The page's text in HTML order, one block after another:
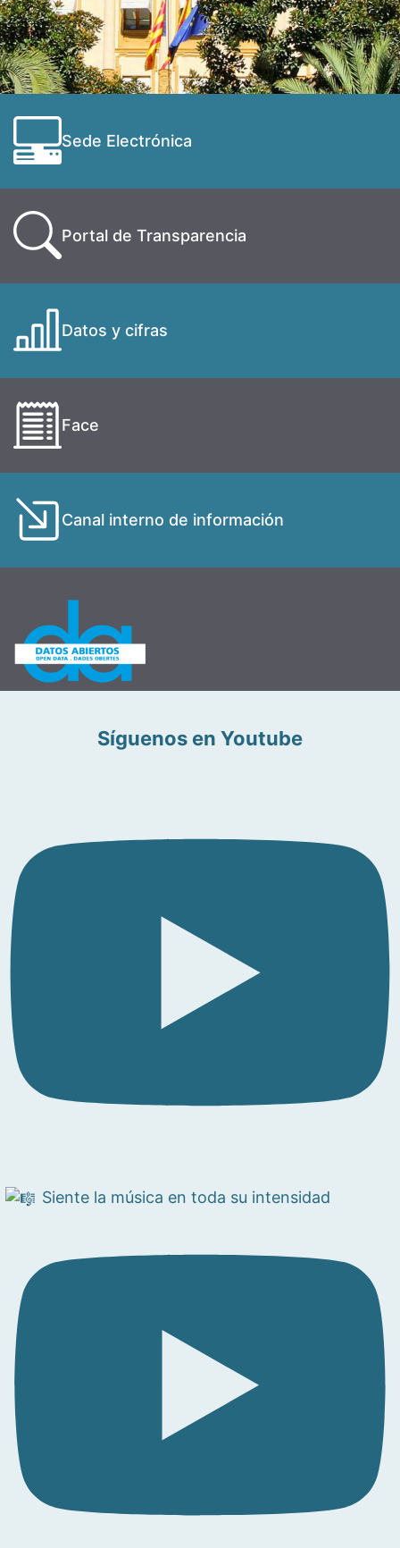
Sede Electrónica
Portal de Transparencia
Datos y cifras
Face
Canal interno de información
Síguenos en Youtube
Siente la música en toda su intensidad